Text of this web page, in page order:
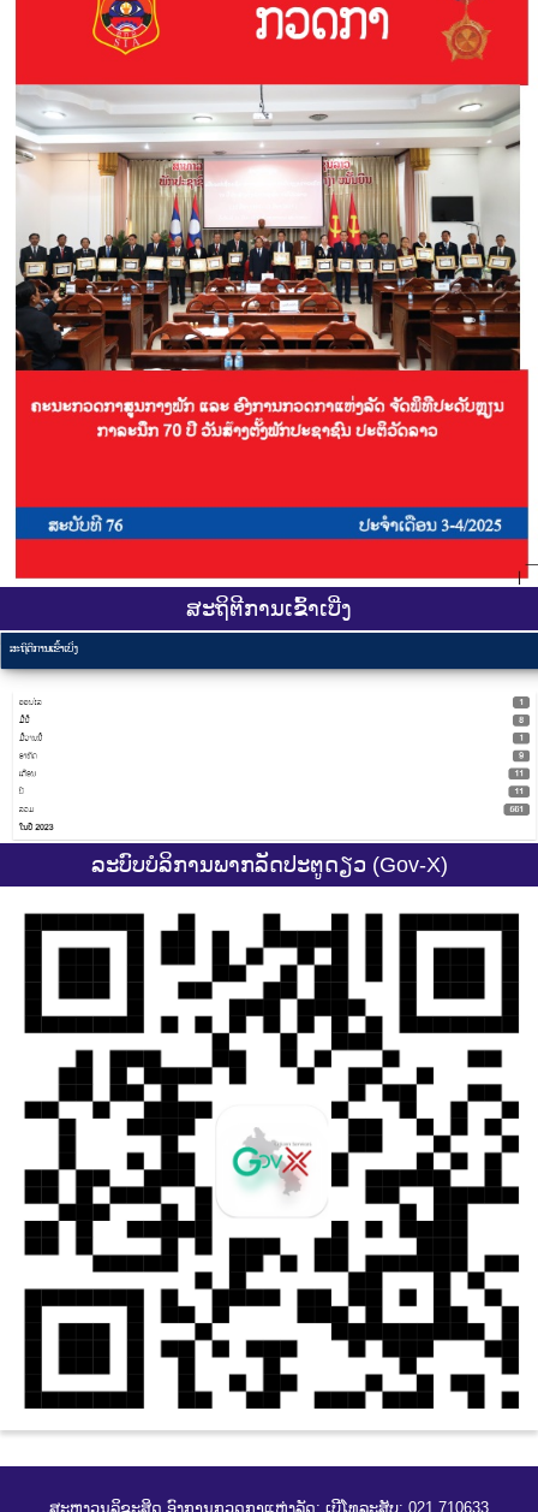
ສະ​ຖິ​ຕີການ​ເຂົ້າ​ເບີ່ງ
ລະບົບບໍລິການພາກລັດປະຕູດຽວ (Gov-X)
ສະຫງວນລິຂະສິດ ອົງການກວດກາແຫ່ງລັດ; ເບີໂທລະສັບ: 021 710633